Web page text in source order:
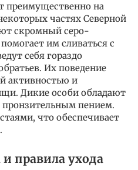
преимущественно на
частях Северной
скромный серо-
им сливаться с
себя гораздо
Их поведение
активностью и
Дикие особи обладают
пронзительным пением.
что обеспечивает
правила ухода